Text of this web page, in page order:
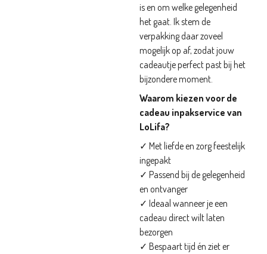
is en om welke gelegenheid
het gaat. Ik stem de
verpakking daar zoveel
mogelijk op af, zodat jouw
cadeautje perfect past bij het
bijzondere moment.
Waarom kiezen voor de
cadeau inpakservice van
LoLifa?
✓ Met liefde en zorg feestelijk
ingepakt
✓ Passend bij de gelegenheid
en ontvanger
✓ Ideaal wanneer je een
cadeau direct wilt laten
bezorgen
✓ Bespaart tijd én ziet er